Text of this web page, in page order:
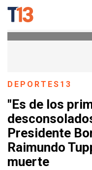
DEPORTES13
"Es de los
Presidente
Raimundo
muerte